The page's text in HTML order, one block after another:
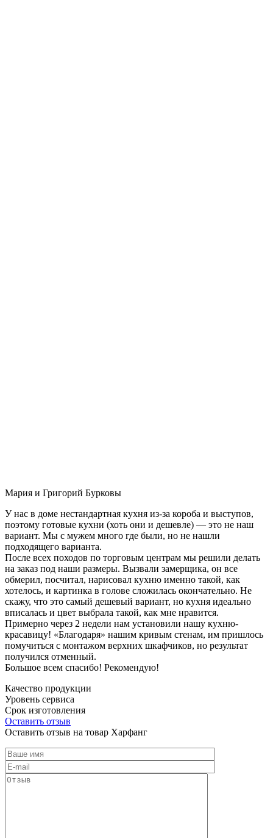
Мария и Григорий Бурковы
У нас в доме нестандартная кухня из-за короба и выступов,
поэтому готовые кухни (хоть они и дешевле) — это не наш
вариант. Мы с мужем много где были, но не нашли
подходящего варианта.
После всех походов по торговым центрам мы решили делать
на заказ под наши размеры. Вызвали замерщика, он все
обмерил, посчитал, нарисовал кухню именно такой, как
хотелось, и картинка в голове сложилась окончательно. Не
скажу, что это самый дешевый вариант, но кухня идеально
вписалась и цвет выбрала такой, как мне нравится.
Примерно через 2 недели нам установили нашу кухню-
красавицу! «Благодаря» нашим кривым стенам, им пришлось
помучиться с монтажом верхних шкафчиков, но результат
получился отменный.
Большое всем спасибо! Рекомендую!
Качество продукции
Уровень сервиса
Срок изготовления
Оставить отзыв
Оставить отзыв на товар Харфанг